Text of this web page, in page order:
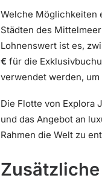
Welche Möglichkeiten
Städten des
Lohnenswert ist es,
€ für die
verwendet werden,
Die Flotte von Explora
und das Angebot an
Rahmen die Welt zu